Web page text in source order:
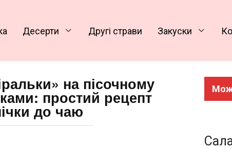
Десерти Другі страви Закуски
на пісочному
простий рецепт
до чаю